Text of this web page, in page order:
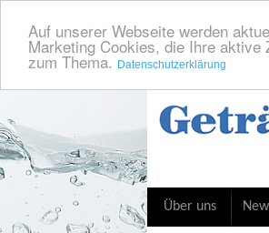
Auf unserer Webseite werden
Marketing Cookies, die Ihre
zum Thema. Datenschutzerklärung
Über uns